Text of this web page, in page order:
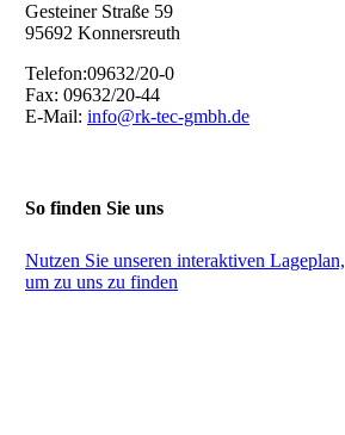
Gesteiner Straße 59
95692 Konnersreuth
Telefon:09632/20-0
Fax: 09632/20-44
E-Mail: info@rk-tec-gmbh.de
So finden Sie uns
Nutzen Sie unseren interaktiven La­ge­plan,
um zu uns zu finden